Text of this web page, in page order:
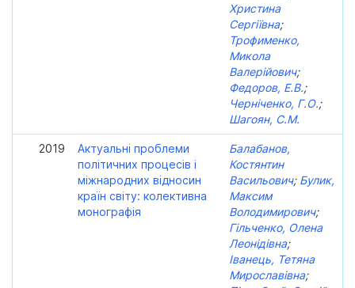
Христина
Сергіївна;
Трофименко,
Микола
Валерійович;
Федоров, Е.В.;
Черніченко, Г.О.;
Шагоян, С.М.
2019
Актуальні проблеми
політичних процесів і
міжнародних відносин
країн світу: колективна
монографія
Балабанов,
Костянтин
Васильович; Булик,
Максим
Володимирович;
Гільченко, Олена
Леонідівна;
Іванець, Тетяна
Мирославівна;